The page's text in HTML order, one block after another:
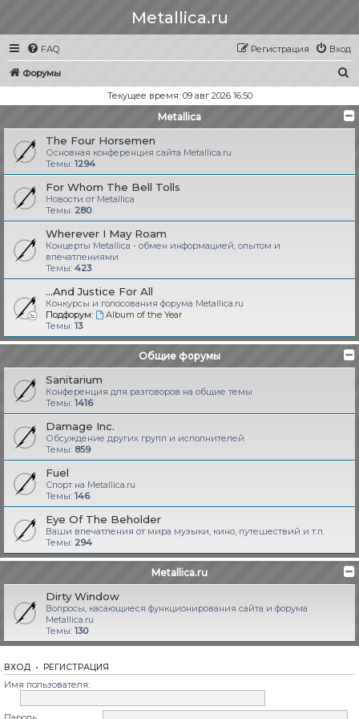
Metallica.ru
FAQ Вход
Регистрация
Форумы
и
с
Текущее время: 09 авг 2026 16:50
Metallica
The Four Horsemen
Основная конференция сайта Metallica.ru
Темы: 1294
For Whom The Bell Tolls
Новости от Metallica
Темы: 280
Wherever I May Roam
Концерты Metallica - обмен информацией, опытом и
впечатлениями
Темы: 423
...And Justice For All
Конкурсы и голосования форума Metallica.ru
Подфорум:
Album of the Year
Темы: 13
Общие форумы
Sanitarium
Конференция для разговоров на общие темы
Темы: 1416
Damage Inc.
Обсуждение других групп и исполнителей
Темы: 859
Fuel
Спорт на Metallica.ru
Темы: 146
Eye Of The Beholder
Ваши впечатления от мира музыки, кино, путешествий и т.п.
Темы: 294
Metallica.ru
Dirty Window
Вопросы, касающиеся функционирования сайта и форума
Metallica.ru
Темы: 130
ВХОД • РЕГИСТРАЦИЯ
Имя пользователя: